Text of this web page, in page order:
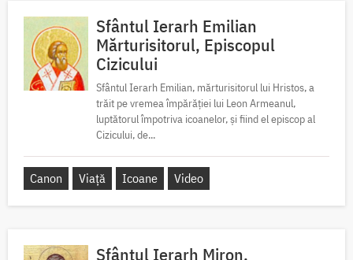
Sfântul Ierarh Emilian
Mărturisitorul, Episcopul
Cizicului
Sfântul Ierarh Emilian, mărturisitorul lui Hristos, a
trăit pe vremea împărăției lui Leon Armeanul,
luptătorul împotriva icoanelor, și fiind el episcop al
Cizicului, de...
Canon Viață Icoane Video
Sfântul Ierarh Miron,